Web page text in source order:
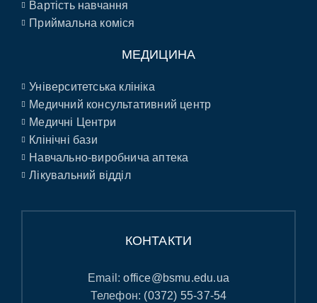
Вартість навчання
Приймальна коміся
МЕДИЦИНА
Університетська клініка
Медичний консультативний центр
Медичні Центри
Клінічні бази
Навчально-виробнича аптека
Лікувальний відділ
КОНТАКТИ
Email:office@bsmu.edu.ua
Телефон: (0372) 55-37-54